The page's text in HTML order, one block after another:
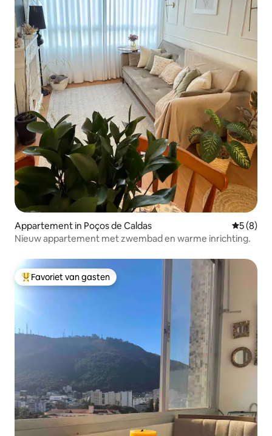
Appartement in Poços de Caldas
5 (8)
Nieuw appartement met zwembad en warme inrichting.
Topfavoriet van gasten
Favoriet van gasten